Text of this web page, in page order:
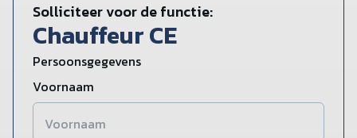
Solliciteer voor de functie:
Chauffeur CE
Persoonsgegevens
Voornaam